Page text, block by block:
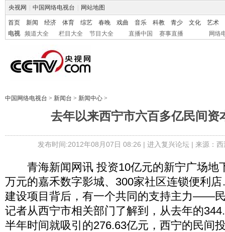
央视网 中国网络电视台 网站地图
首页 新闻 经济 体育 综艺 春晚 戏曲 音乐 科教 青少 文化
艺术
电视
频道大全 栏目大全 节目大全 直播中国 赛事直播 网络
中国网络电视台 > 新闻台 > 新闻中心 >
去年以来西宁市六百多亿民间资
发布时间:2012年08月07日 08:26 | 进入复兴论坛| 来源：
青海新闻网讯 投资10亿元的新宁广场地
万元的嘉禾数字影城、300家社区连锁便利
建设项目背后，有一个共同的支持主力――
记者从西宁市相关部门了解到，从去年的
半年时间就吸引的276.63亿元，西宁的民间